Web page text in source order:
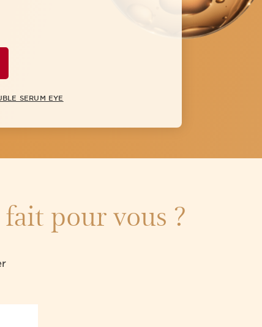
SERUM EYE
pour vous ?